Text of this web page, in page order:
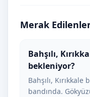
Merak
Bahşılı,
bekleniyor?
Bahşılı,
bandında.